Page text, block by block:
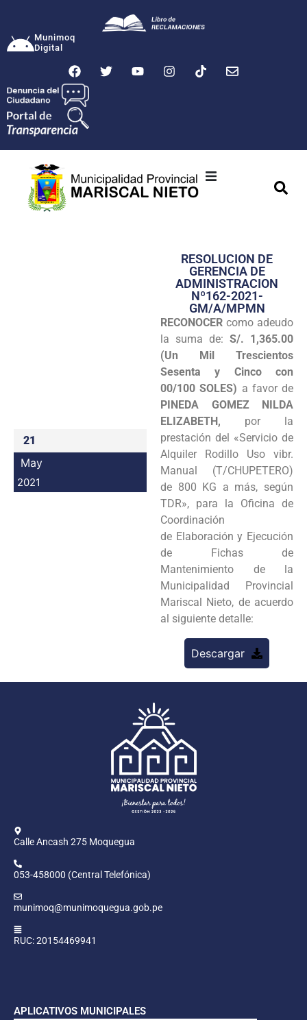
Munimoq
Digital
Transparencia
Seguridad
Programas
Intranet
21
May
2021
RESOLUCION DE
GERENCIA DE
ADMINISTRACION
Nº162-2021-
GM/A/MPMN
RECONOCER como adeudo
la suma de: S/. 1,365.00
(Un Mil Trescientos
Sesenta y Cinco con
00/100 SOLES) a favor de
PINEDA GOMEZ NILDA
ELIZABETH, por la
prestación del «Servicio de
Alquiler Rodillo Uso vibr.
Manual (T/CHUPETERO)
de 800 KG a más, según
TDR», para la Oficina de
Coordinación
de Elaboración y Ejecución
de Fichas de
Mantenimiento de la
Municipalidad Provincial
Mariscal Nieto, de acuerdo
al siguiente detalle:
Descargar
Calle Ancash 275 Moquegua
053-458000 (Central Telefónica)
munimoq@munimoquegua.gob.pe
RUC: 20154469941
APLICATIVOS MUNICIPALES